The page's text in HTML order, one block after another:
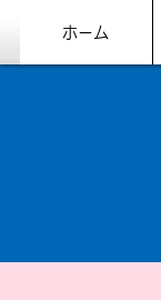
ホーム